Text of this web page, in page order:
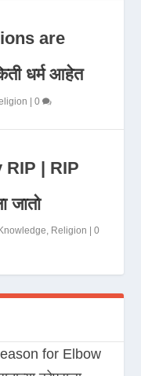
are
धर्म आहेत
|0
RIP | RIP
जातो
Knowledge, Religion |0